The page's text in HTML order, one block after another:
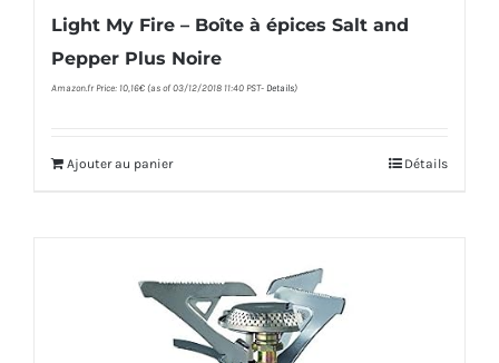
Light My Fire – Boîte à épices Salt and
Pepper Plus Noire
Amazon.fr Price: 10,16€ (as of 03/12/2018 11:40 PST- Details)
Ajouter au panier Détails